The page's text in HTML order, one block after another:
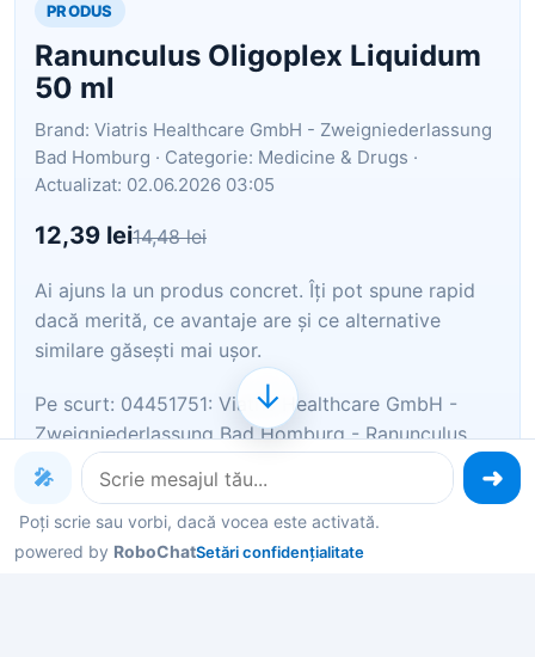
PRODUS
Ranunculus Oligoplex Liquidum
50 ml
Brand: Viatris Healthcare GmbH - Zweigniederlassung
Bad Homburg · Categorie: Medicine & Drugs ·
Actualizat: 02.06.2026 03:05
12,39 lei14,48 lei
Ai ajuns la un produs concret. Îți pot spune rapid
dacă merită, ce avantaje are și ce alternative
similare găsești mai ușor.
Pe scurt: 04451751: Viatris Healthcare GmbH -
Zweigniederlassung Bad Homburg - Ranunculus
Oligoplex Liquidum 50 ml
Îți pot recomanda rapid produse similare sau
alternative mai bune din aceeași zonă.
🎤
Poți scrie sau vorbi, dacă vocea este activată.
powered by RoboChatSetări confidențialitate
↓